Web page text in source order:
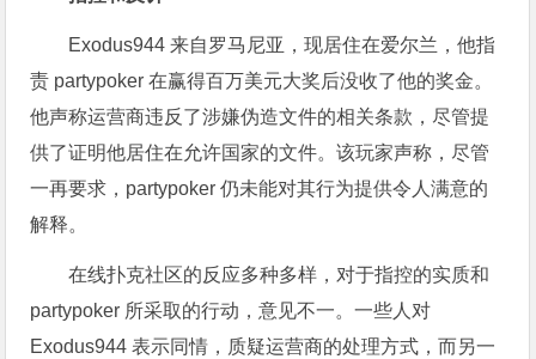
Exodus944 来自罗马尼亚，现居住在爱尔兰，他指
责 partypoker 在赢得百万美元大奖后没收了他的奖金。
他声称运营商违反了涉嫌伪造文件的相关条款，尽管提
供了证明他居住在允许国家的文件。该玩家声称，尽管
一再要求，partypoker 仍未能对其行为提供令人满意的
解释。
在线扑克社区的反应多种多样，对于指控的实质和
partypoker 所采取的行动，意见不一。一些人对
Exodus944 表示同情，质疑运营商的处理方式，而另一